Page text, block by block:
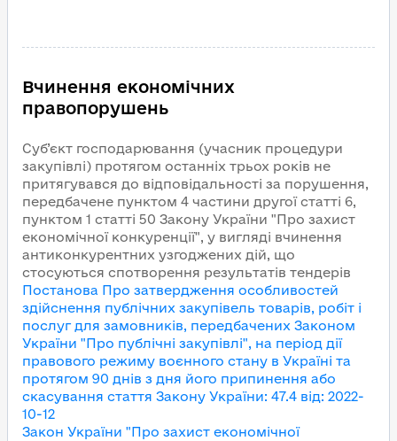
Вчинення економічних
правопорушень
Суб’єкт господарювання (учасник процедури
закупівлі) протягом останніх трьох років не
притягувався до відповідальності за порушення,
передбачене пунктом 4 частини другої статті 6,
пунктом 1 статті 50 Закону України "Про захист
економічної конкуренції", у вигляді вчинення
антиконкурентних узгоджених дій, що
стосуються спотворення результатів тендерів
Постанова Про затвердження особливостей
здійснення публічних закупівель товарів, робіт і
послуг для замовників, передбачених Законом
України "Про публічні закупівлі", на період дії
правового режиму воєнного стану в Україні та
протягом 90 днів з дня його припинення або
скасування стаття Закону України: 47.4 від: 2022-
10-12
Закон України "Про захист економічної